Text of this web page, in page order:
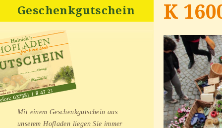
Geschenkgutschein
Mit einem Geschenkgutschein aus
unserem Hofladen liegen Sie immer
K